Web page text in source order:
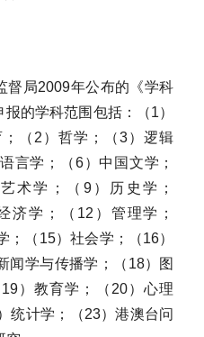
督局2009年公布的《学科
的学科范围包括：（1）
（2）哲学；（3）逻辑
言学；（6）中国文学；
术学；（9）历史学；
济学；（12）管理学；
；（15）社会学；（16）
闻学与传播学；（18）图
）教育学；（20）心理
统计学；（23）港澳台问